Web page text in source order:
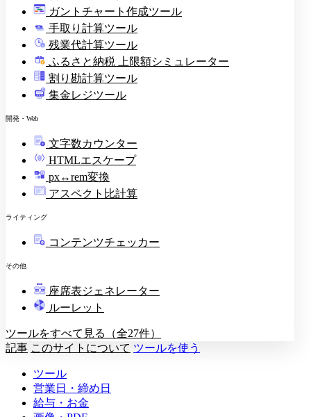
ガントチャート作成ツール
手取り計算ツール
残業代計算ツール
ふるさと納税 上限額シミュレーター
割り勘計算ツール
集金レジツール
開発・Web
文字数カウンター
HTMLエスケープ
px↔rem変換
アスペクト比計算
ライティング
コンテンツチェッカー
その他
教壇
座席表ジェネレーター
ルーレット
ツールをすべて見る（全27件）
記事 このサイトについて ツールを使う
ツール
営業日・締め日
給与・お金